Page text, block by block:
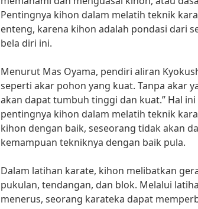
Pentingnya kihon dalam melatih teknik
enteng, karena kihon adalah pondasi dari
bela diri ini.
Menurut Mas Oyama, pendiri aliran
seperti akar pohon yang kuat. Tanpa akar
akan dapat tumbuh tinggi dan kuat.” Hal
pentingnya kihon dalam melatih teknik
kihon dengan baik, seseorang tidak akan
kemampuan tekniknya dengan baik pula.
Dalam latihan karate, kihon melibatkan
pukulan, tendangan, dan blok. Melalui
menerus, seorang karateka dapat